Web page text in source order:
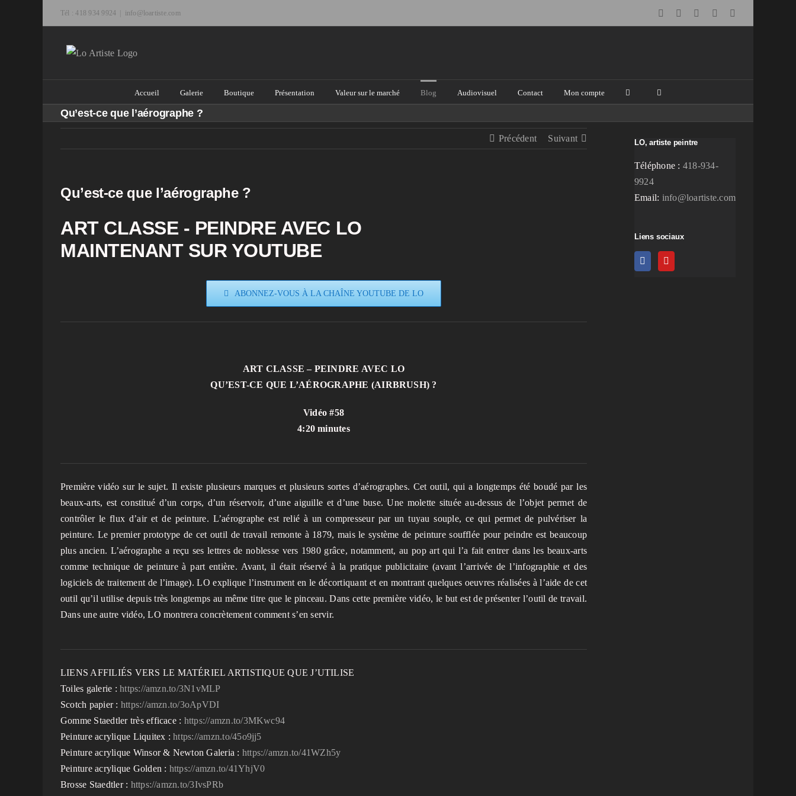
Tél : 418 934 9924 info@loartiste.com FacebookInstagram
Email Pinterest
Accueil Galerie Boutique Présentation Valeur sur le marché Blog Audiovisuel Contact Mon compte
Qu’est-ce que l’aérographe ?
Précédent Suivant
Qu’est-ce que l’aérographe ?
ART CLASSE - PEINDRE AVEC LO
MAINTENANT SUR YOUTUBE
ABONNEZ-VOUS À LA CHAÎNE YOUTUBE DE LO
ART CLASSE – PEINDRE AVEC LO
QU’EST-CE QUE L’AÉROGRAPHE (AIRBRUSH) ?
Vidéo #58
4:20 minutes
Première vidéo sur le sujet. Il existe plusieurs marques et plusieurs sortes d’aérographes. Cet outil, qui a longtemps été boudé par les
beaux-arts, est constitué d’un corps, d’un réservoir, d’une aiguille et d’une buse. Une molette située au-dessus de l’objet permet de
contrôler le flux d’air et de peinture. L’aérographe est relié à un compresseur par un tuyau souple, ce qui permet de pulvériser la
peinture. Le premier prototype de cet outil de travail remonte à 1879, mais le système de peinture soufflée pour peindre est beaucoup
plus ancien. L’aérographe a reçu ses lettres de noblesse vers 1980 grâce, notamment, au pop art qui l’a fait entrer dans les beaux-arts
comme technique de peinture à part entière. Avant, il était réservé à la pratique publicitaire (avant l’arrivée de l’infographie et des
logiciels de traitement de l’image). LO explique l’instrument en le décortiquant et en montrant quelques oeuvres réalisées à l’aide de cet
outil qu’il utilise depuis très longtemps au même titre que le pinceau. Dans cette première vidéo, le but est de présenter l’outil de travail.
Dans une autre vidéo, LO montrera concrètement comment s’en servir.
LIENS AFFILIÉS VERS LE MATÉRIEL ARTISTIQUE QUE J’UTILISE
Toiles galerie :https://amzn.to/3N1vMLP
Scotch papier : https://amzn.to/3oApVDI
Gomme Staedtler très efficace : https://amzn.to/3MKwc94
Peinture acrylique Liquitex :https://amzn.to/45o9jj5
Peinture acrylique Winsor & Newton Galeria : https://amzn.to/41WZh5y
Peinture acrylique Golden : https://amzn.to/41YhjV0
Brosse Staedtler : https://amzn.to/3IvsPRb
LO, artiste peintre
Téléphone : 418-934-
9924
Email: info@loartiste.com
Liens sociaux